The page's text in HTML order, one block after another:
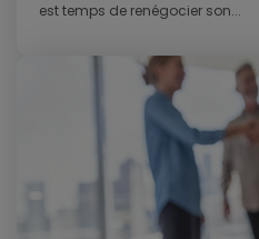
est temps de renégocier son...